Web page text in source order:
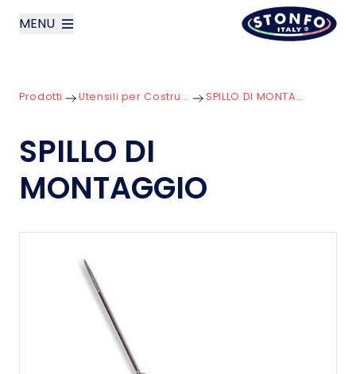
MENU
Prodotti
News
Prodotti Utensili per Costruzione SPILLO DI MONTAGGIO
SPILLO DI
MONTAGGIO